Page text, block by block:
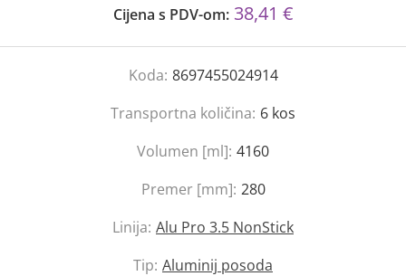
Cijena s PDV-om: 38,41 €
Koda: 8697455024914
Transportna količina: 6 kos
Volumen [ml]: 4160
Premer [mm]: 280
Linija: Alu Pro 3.5 NonStick
Tip: Aluminij posoda